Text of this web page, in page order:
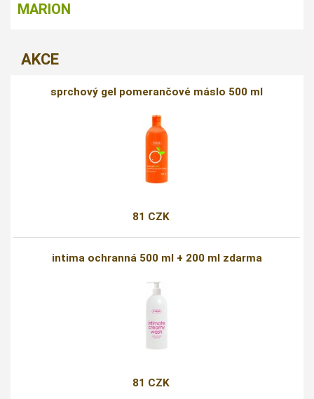
MARION
AKCE
sprchový gel pomerančové máslo 500 ml
81 CZK
intima ochranná 500 ml + 200 ml zdarma
81 CZK